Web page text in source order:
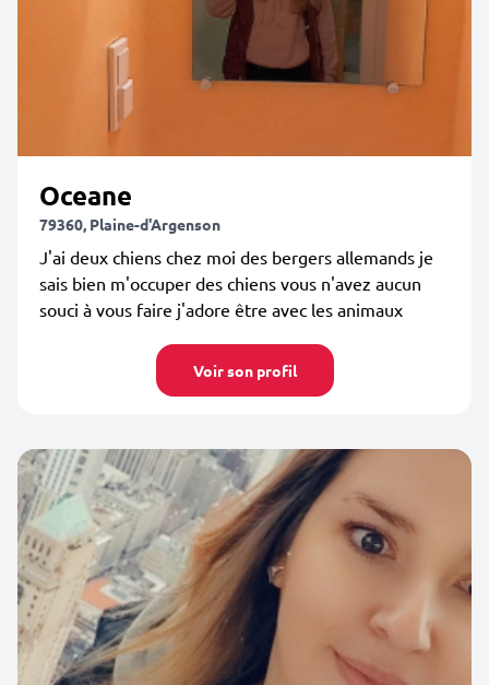
Oceane
79360, Plaine-d'Argenson
J'ai deux chiens chez moi des bergers allemands je
sais bien m'occuper des chiens vous n'avez aucun
souci à vous faire j'adore être avec les animaux
Voir son profil